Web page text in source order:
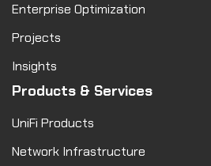
Enterprise Optimization
Projects
Insights
Products & Services
UniFi Products
Network Infrastructure